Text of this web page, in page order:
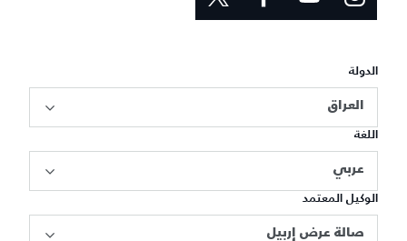
الدولة
العراق
اللغة
عربي
الوكيل المعتمد
صالة عرض إربيل